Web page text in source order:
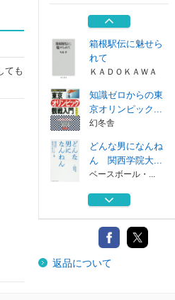
ても
自伝
集英社インター...
箱根駅伝に魅せら
れて
ＫＡＤＯＫＡＷＡ
知識ゼロからの東
京オリンピック...
幻冬舎
どんな男になんね
ん 関西学院大...
ベースボール・...
黒田博樹２００勝
ヨシモトブックス
ウサイン・ボルト
自伝
返品について